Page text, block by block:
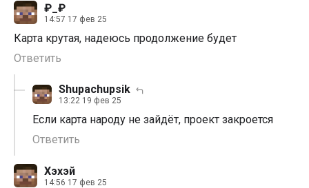
₽_₽
14:57 17 фев 25
Карта крутая, надеюсь продолжение будет
Ответить
Shupachupsik
13:22 19 фев 25
Если карта народу не зайдёт, проект закроется
Ответить
Хэхэй
14:56 17 фев 25